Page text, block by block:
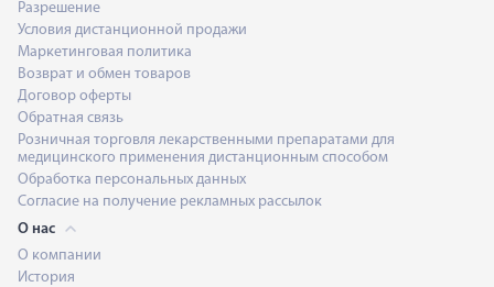
Разрешение
Условия дистанционной продажи
Маркетинговая политика
Возврат и обмен товаров
Договор оферты
Обратная связь
Розничная торговля лекарственными препаратами для
медицинского применения дистанционным способом
Обработка персональных данных
Согласие на получение рекламных рассылок
О нас
О компании
История